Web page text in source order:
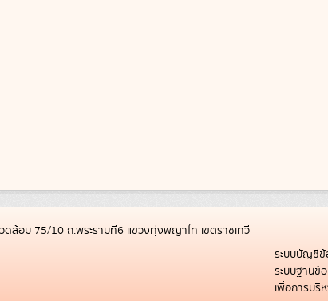
ล้อม 75/10 ถ.พระรามที่6 แขวงทุ่งพญาไท เขตราชเทวี
ระบบบัญชี
ระบบฐานข้
เพื่อการบริ